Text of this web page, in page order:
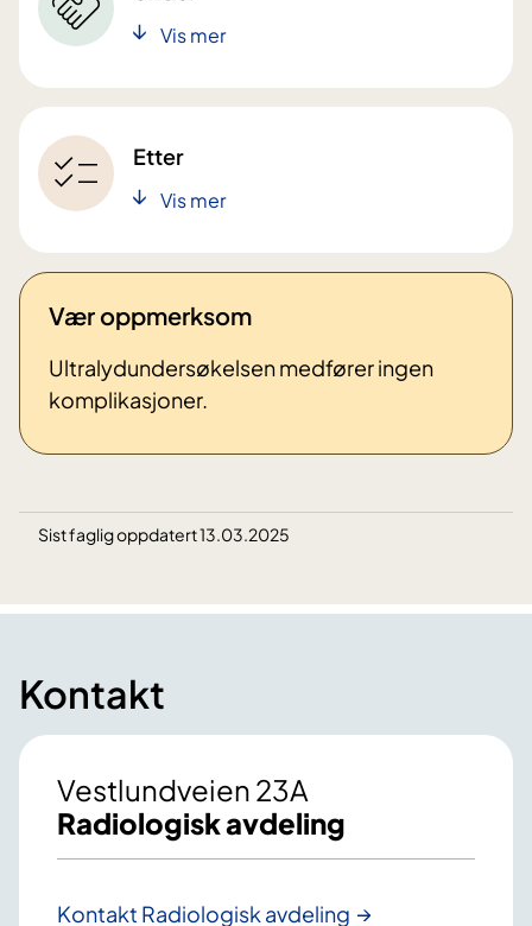
Vis mer
Etter
Vis mer
Vær oppmerksom
Ultralydundersøkelsen medfører ingen
komplikasjoner.
Sist faglig oppdatert 13.03.2025
Kontakt
Vestlundveien 23A
Radiologisk avdeling
Kontakt Radiologisk avdeling